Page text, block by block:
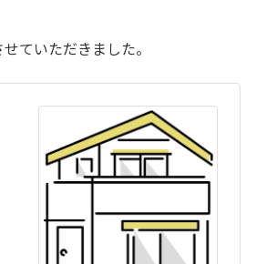
ていただきました。